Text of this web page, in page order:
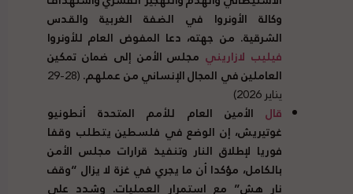
وكالة الأونروا في الضفة الغربية والقدس
الشرقية. من جهته، دعا المفوض العام للأونروا
فيليب لازاريني مجلس الأمن إلى ضمان تمكين
العاملين في المجال الإنساني من عملهم.
(28-29
يناير 2026)
قال الأمين العام للأمم المتحدة أنطونيو
غوتيريش، إن الوضع في فلسطين يتطلب وقفا
فوريا لإطلاق النار وتنفيذ قرارات مجلس الأمن
بالكامل، مؤكدا أن ما يجري في غزة لا يزال “وقف
نار هش” مع استمرار العمليات. وشدد على